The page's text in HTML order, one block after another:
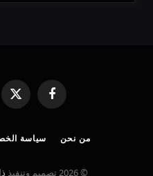
فيسبوك
X
من نحن سياسة
© 2026 تصميم وتنفيذ